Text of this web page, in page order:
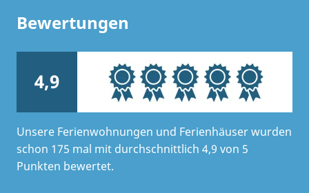
Bewertungen
4,9
Unsere Ferienwohnungen und Ferienhäuser wurden
schon 175 mal mit durchschnittlich 4,9 von 5
Punkten bewertet.